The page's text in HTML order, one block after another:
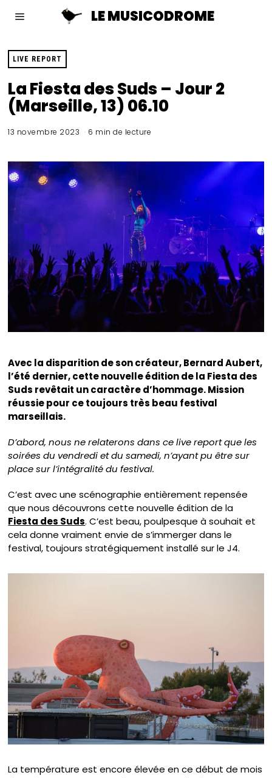
LE MUSICODROME
LIVE REPORT
La Fiesta des Suds – Jour 2
(Marseille, 13) 06.10
13 novembre 2023 6 min de lecture
Avec la disparition de son créateur, Bernard Aubert,
l’été dernier, cette nouvelle édition de la Fiesta des
Suds revêtait un caractère d’hommage. Mission
réussie pour ce toujours très beau festival
marseillais.
D’abord, nous ne relaterons dans ce live report que les
soirées du vendredi et du samedi, n’ayant pu être sur
place sur l’intégralité du festival.
C’est avec une scénographie entièrement repensée
que nous découvrons cette nouvelle édition de la
Fiesta des Suds. C’est beau, poulpesque à souhait et
cela donne vraiment envie de s’immerger dans le
festival, toujours stratégiquement installé sur le J4.
La température est encore élevée en ce début de mois